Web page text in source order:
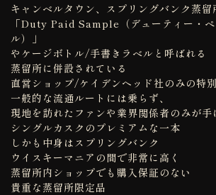
キャンベルタウン、スプリングバンク蒸留
「Duty Paid Sample（デューティー・
ル）」
やケージボトル/手書きラベルと呼ばれる
蒸留所に併設されている
直営ショップ/ケイデンヘッド社のみの特
一般的な流通ルートには乗らず、
現地を訪れたファンや業界関係者のみが手
シングルカスクのプレミアムな一本
しかも中身はスプリングバンク
ウイスキーマニアの間で非常に高く
蒸留所内ショップでも購入保証のない
貴重な蒸留所限定品